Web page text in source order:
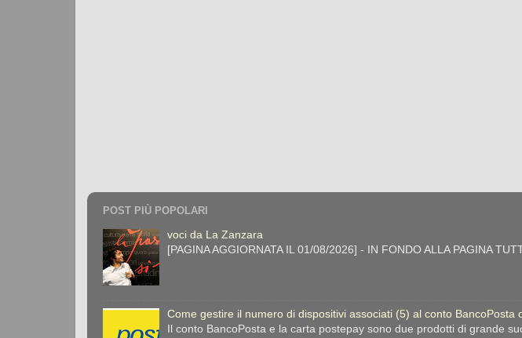
POST PIÙ POPOLARI
voci da La Zanzara
[PAGINA AGGIORNATA IL 01/08/2026] - IN FONDO ALLA PAGINA
Come gestire il numero di dispositivi associati (5) al conto BancoPosta
Il conto BancoPosta e la carta postepay sono due prodotti di grande